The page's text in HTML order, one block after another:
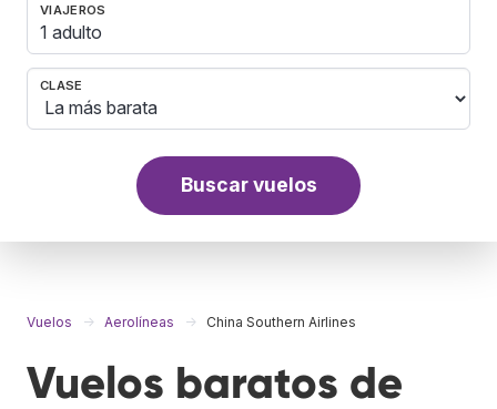
VIAJEROS
1 adulto
CLASE
Buscar vuelos
Vuelos Aerolíneas China Southern Airlines
Vuelos baratos de